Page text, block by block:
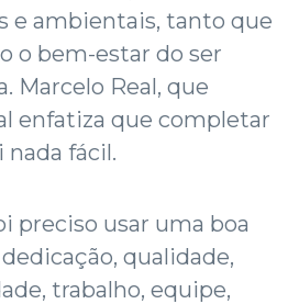
e ambientais, tanto que
o bem-estar do ser
Marcelo Real, que
enfatiza que completar
fácil.
preciso usar uma boa
qualidade,
trabalho, equipe,